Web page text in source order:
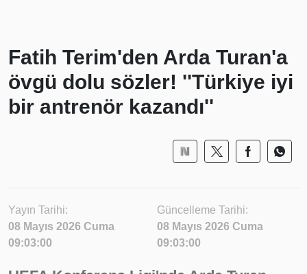
Fatih Terim'den Arda Turan'a
övgü dolu sözler! ''Türkiye iyi
bir antrenör kazandı''
Yayın Tarihi:
08 Mayıs 2026 Cuma
09:03:00
Güncelleme Tarihi:
08 Mayıs 2026 Cuma
09:03:00